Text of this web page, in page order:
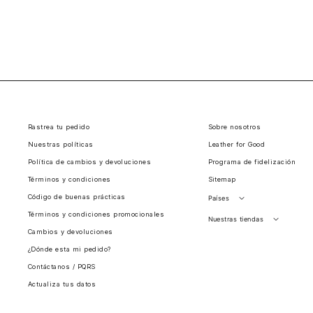
Rastrea tu pedido
Nuestras políticas
Política de cambios y devoluciones
Términos y condiciones
Código de buenas prácticas
Términos y condiciones promocionales
Cambios y devoluciones
¿Dónde esta mi pedido?
Contáctanos / PQRS
Actualiza tus datos
Sobre nosotros
Leather for Good
Programa de fidelización
Sitemap
Países
Perú
Nuestras tiendas